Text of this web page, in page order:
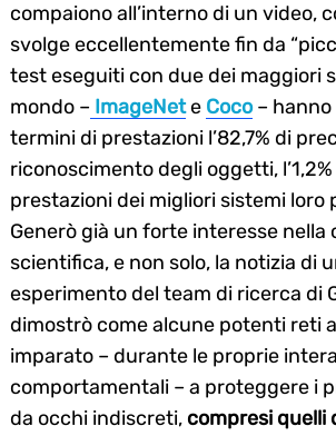
compaiono all’interno di un video,
svolge eccellentemente fin da
test eseguiti con due dei maggiori
mondo – ImageNete Coco– hanno
termini di prestazioni l’82,7% di
riconoscimento degli oggetti,
prestazioni dei migliori sistemi loro
Generò già un forte interesse nella
scientifica, e non solo, la notizia di
esperimento del team di ricerca di
dimostrò come alcune potenti reti
imparato – durante le proprie
comportamentali – a proteggere i
da occhi indiscreti, compresi quelli